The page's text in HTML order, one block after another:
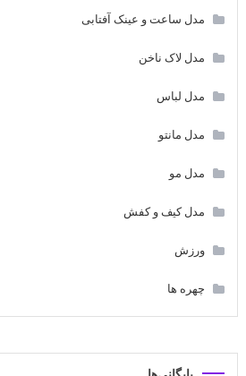
مدل ساعت و عینک آفتابی
مدل لاک ناخن
مدل لباس
مدل مانتو
مدل مو
مدل کیف و کفش
ورزش
چهره ها